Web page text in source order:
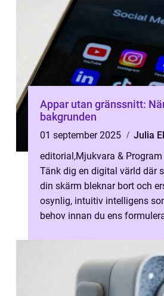
Appar utan gränssnitt:
bakgrunden
01 september 2025
Julia
editorial,Mjukvara & Program
Tänk dig en digital värld där
din skärm bleknar bort och
osynlig, intuitiv intelligens
behov innan du ens